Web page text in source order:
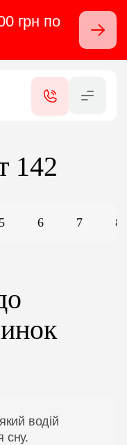
грн по
Закрити
142
5 6 7 8
водій
сну.